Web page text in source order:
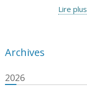
Lire plus
Archives
2026